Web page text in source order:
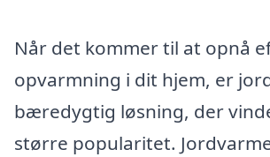
Når det kommer til at opnå
opvarmning i dit hjem, er
bæredygtig løsning, der
større popularitet.